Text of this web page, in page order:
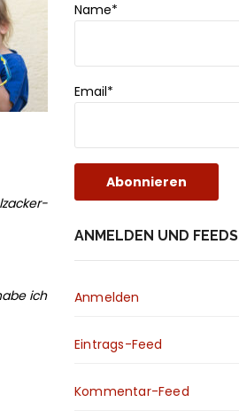
ich
Name*
Email*
ANMELDEN UND FEEDS
Anmelden
Eintrags-Feed
Kommentar-Feed